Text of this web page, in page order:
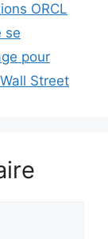
ORCL
se
pour
Street